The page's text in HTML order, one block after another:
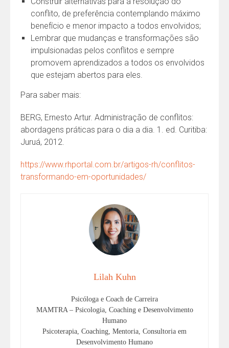
conflito, de preferência contemplando máximo
benefício e menor impacto a todos envolvidos;
Lembrar que mudanças e transformações são
impulsionadas pelos conflitos e sempre
promovem aprendizados a todos os envolvidos
que estejam abertos para eles.
Para saber mais:
BERG, Ernesto Artur. Administração de conflitos:
abordagens práticas para o dia a dia. 1. ed. Curitiba:
Juruá, 2012.
https://www.rhportal.com.br/artigos-rh/conflitos-
transformando-em-oportunidades/
Lilah Kuhn
Psicóloga e Coach de Carreira
MAMTRA – Psicologia, Coaching e Desenvolvimento
Humano
Psicoterapia, Coaching, Mentoria, Consultoria em
Desenvolvimento Humano